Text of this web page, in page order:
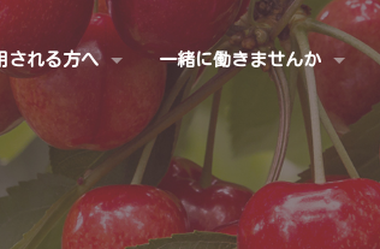
される方へ 一緒に働きませんか